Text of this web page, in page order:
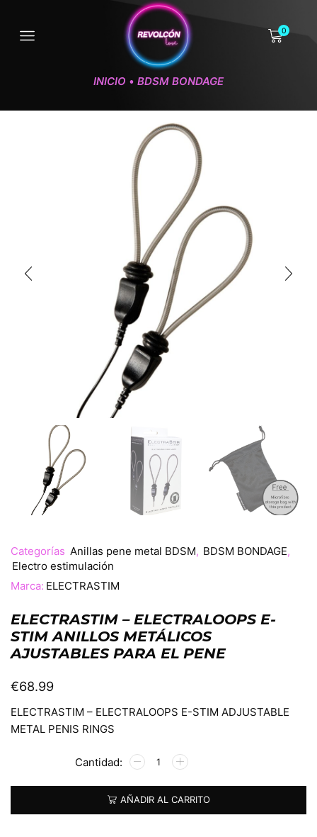
0
INICIO • BDSM BONDAGE
Categorías Anillas pene metal BDSM, BDSM BONDAGE,
Electro estimulación
Marca: ELECTRASTIM
ELECTRASTIM – ELECTRALOOPS E-
STIM ANILLOS METÁLICOS
AJUSTABLES PARA EL PENE
€68.99
ELECTRASTIM – ELECTRALOOPS E-STIM ADJUSTABLE
METAL PENIS RINGS
AÑADIR AL CARRITO
Alternative: